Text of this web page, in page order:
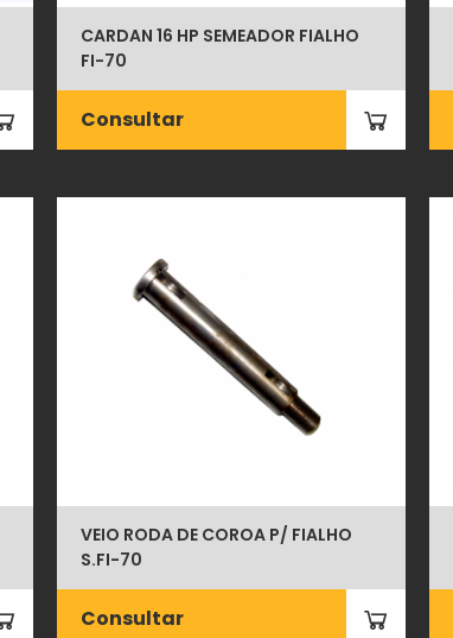
CARDAN 16 HP SEMEADOR FIALHO
FI-70
Consultar
VEIO RODA DE COROA P/ FIALHO
S.FI-70
Consultar